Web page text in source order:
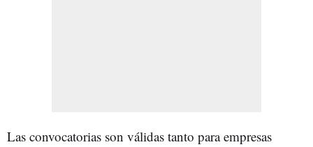
Las convocatorias son válidas tanto para empresas